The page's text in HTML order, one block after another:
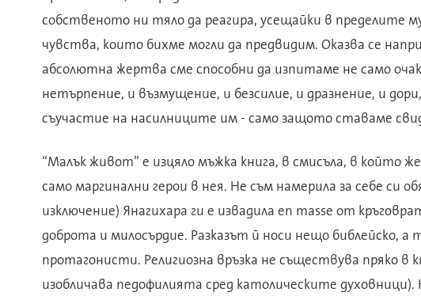
собственото ни тяло да реагира, усещайки в пределите
чувства, които бихме могли да предвидим. Оказва се
абсолютна жертва сме способни да изпитаме не само
нетърпение, и възмущение, и безсилие, и дразнение, и
съучастие на насилниците им - само защото ставаме
“Малък живот” е изцяло мъжка книга, в смисъла, в който
само маргинални герои в нея. Не съм намерила за себе си
изключение) Янагихара ги е извадила en masse от
доброта и милосърдие. Разказът й носи нещо библейско,
протагонисти. Религиозна връзка не съществува пряко в
изобличава педофилията сред католическите